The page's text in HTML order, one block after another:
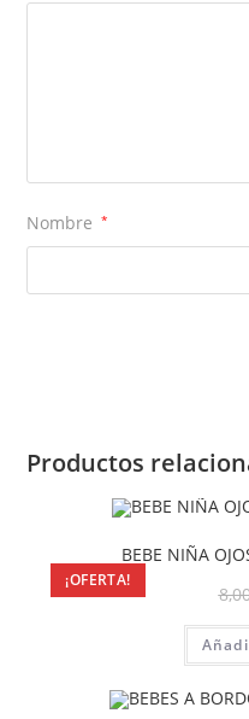
Nombre *
Productos
¡OFERTA!
BEBE NIÑA